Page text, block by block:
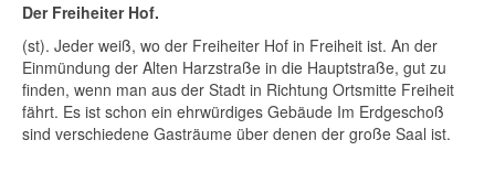
Der Freiheiter Hof.
(st). Jeder weiß, wo der Freiheiter Hof in Freiheit ist. An der
Einmündung der Alten Harzstraße in die Hauptstraße, gut zu
finden, wenn man aus der Stadt in Richtung Ortsmitte Freiheit
fährt. Es ist schon ein ehrwürdiges Gebäude Im Erdgeschoß
sind verschiedene Gasträume über denen der große Saal ist.